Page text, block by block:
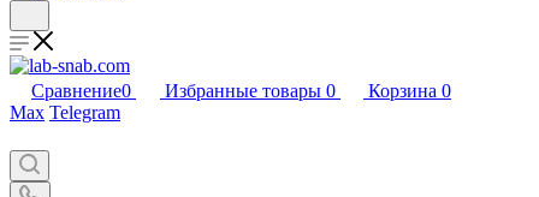
Сравнение0 Избранные товары 0 Корзина 0
Max Telegram